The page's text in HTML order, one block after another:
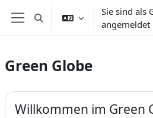
Zum Hauptinhalt
Website-Übersicht
Sucheingabe umschalten
Sie sind als
angemeldet
Green Globe
Abschnittsübersicht
Willkommen im Green